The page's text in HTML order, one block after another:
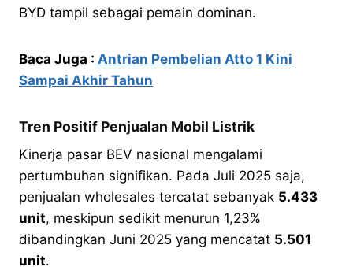
BYD tampil sebagai pemain dominan.
Baca Juga : Antrian Pembelian Atto 1 Kini
Sampai Akhir Tahun
Tren Positif Penjualan Mobil Listrik
Kinerja pasar BEV nasional mengalami
pertumbuhan signifikan. Pada Juli 2025 saja,
penjualan wholesales tercatat sebanyak 5.433
unit, meskipun sedikit menurun 1,23%
dibandingkan Juni 2025 yang mencatat 5.501
unit.